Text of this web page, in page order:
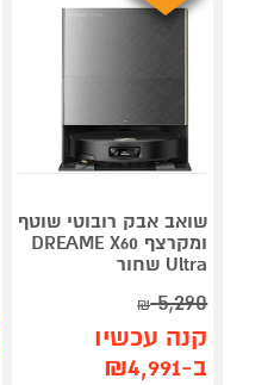
שואב אבק רובוטי שוטף
ומקרצף DREAME X60
Ultra שחור
5,290
₪
קנה עכשיו
ב-₪4,991